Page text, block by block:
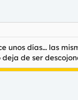
unos días... las
de ser